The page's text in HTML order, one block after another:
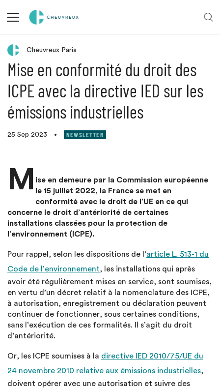
Retour aux actualités
Cheuvreux Paris
Mise en conformité du droit des
ICPE avec la directive IED sur les
émissions industrielles
25 Sep 2023 • NEWSLETTER
M
ise en demeure par la Commission européenne
le 15 juillet 2022, la France se met en
conformité avec le droit de l’UE en ce qui
concerne le droit d’antériorité de certaines
installations classées pour la protection de
l’environnement (ICPE).
Pour rappel, selon les dispositions de l’article L. 513-1 du
Code de l’environnement, les installations qui après
avoir été régulièrement mises en service, sont soumises,
en vertu d’un décret relatif à la nomenclature des ICPE,
à autorisation, enregistrement ou déclaration peuvent
continuer de fonctionner, sous certaines conditions,
sans l’exécution de ces formalités. Il s’agit du droit
d’antériorité.
Or, les ICPE soumises à la directive IED 2010/75/UE du
24 novembre 2010 relative aux émissions industrielles,
doivent opérer avec une autorisation et suivre des